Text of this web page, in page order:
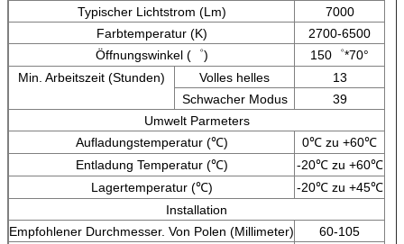
Typischer Lichtstrom (Lm)
7000
Farbtemperatur (K)
2700-6500
Öffnungswinkel (゜)
150゜*70°
Min. Arbeitszeit (Stunden)
Volles helles
13
Schwacher Modus
39
Umwelt Parmeters
Aufladungstemperatur (℃)
0℃ zu +60℃
Entladung Temperatur (℃)
-20℃ zu +60℃
Lagertemperatur (℃)
-20℃ zu +45℃
Installation
Empfohlener Durchmesser. Von Polen (Millimeter)
60-105